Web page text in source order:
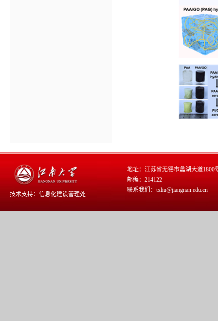
技术支持： 信息化建设管理处
地址：江苏省无锡市蠡湖大道1800
邮编：214122
联系我们：txliu@jiangnan.edu.cn